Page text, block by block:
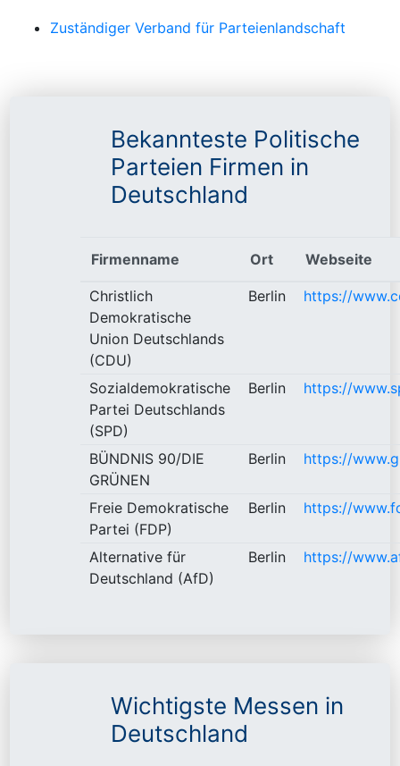
Zuständiger Verband für Parteienlandschaft
Bekannteste Politische
Parteien Firmen in
Deutschland
Firmenname Ort Webseite
Christlich
Demokratische
Union Deutschlands
(CDU)
Berlin https://
Sozialdemokratische
Partei Deutschlands
(SPD)
Berlin https://
BÜNDNIS 90/DIE
GRÜNEN
Berlin https://
Freie Demokratische
Partei (FDP)
Berlin https://
Alternative für
Deutschland (AfD)
Berlin https://
Wichtigste Messen in
Deutschland